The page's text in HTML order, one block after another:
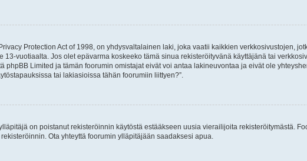
Protection Act of 1998, on yhdysvaltalainen laki, joka vaatii kaikkien verkkosivustojen,
13-vuotiaalta. Jos olet epävarma koskeeko tämä sinua rekisteröityvänä käyttäjänä tai
phpBB Limited ja tämän foorumin omistajat eivät voi antaa lakineuvontaa ja eivät ole
tai lakiasioissa tähän foorumiin liittyen?”.
on poistanut rekisteröinnin käytöstä estääkseen uusia vierailijoita rekisteröitymästä.
Ota yhteyttä foorumin ylläpitäjään saadaksesi apua.